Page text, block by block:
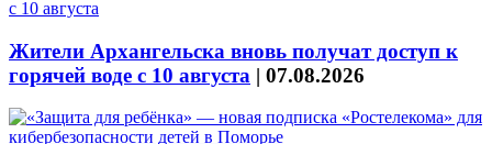
Жители Архангельска вновь получат доступ к
горячей воде с 10 августа | 07.08.2026